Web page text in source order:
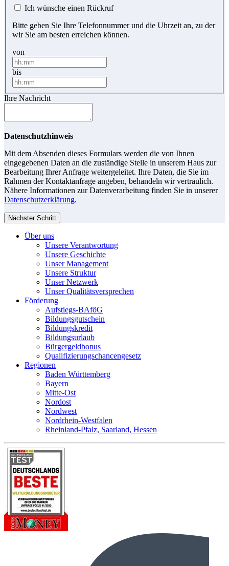
Ich wünsche einen Rückruf
Bitte geben Sie Ihre Telefonnummer und die Uhrzeit an, zu der
wir Sie am besten erreichen können.
von
bis
Ihre Nachricht
Datenschutzhinweis
Mit dem Absenden dieses Formulars werden die von Ihnen
eingegebenen Daten an die zuständige Stelle in unserem Haus zur
Bearbeitung Ihrer Anfrage weitergeleitet. Ihre Daten, die Sie im
Rahmen der Kontaktanfrage angeben, behandeln wir vertraulich.
Nähere Informationen zur Datenverarbeitung finden Sie in unserer
Datenschutzerklärung.
Nächster Schritt
Über uns
Unsere Verantwortung
Unsere Geschichte
Unser Management
Unsere Struktur
Unser Netzwerk
Unser Qualitätsversprechen
Förderung
Aufstiegs-BAföG
Bildungsgutschein
Bildungskredit
Bildungsurlaub
Bürgergeldbonus
Qualifizierungschancengesetz
Regionen
Baden Württemberg
Bayern
Mitte-Ost
Nordost
Nordwest
Nordrhein-Westfalen
Rheinland-Pfalz, Saarland, Hessen